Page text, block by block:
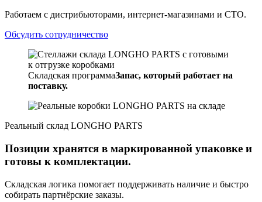
Работаем с дистрибьюторами, интернет-магазинами и СТО.
Обсудить сотрудничество
Складская программаЗапас, который работает на
поставку.
Реальный склад LONGHO PARTS
Позиции хранятся в маркированной упаковке и
готовы к комплектации.
Складская логика помогает поддерживать наличие и быстро
собирать партнёрские заказы.